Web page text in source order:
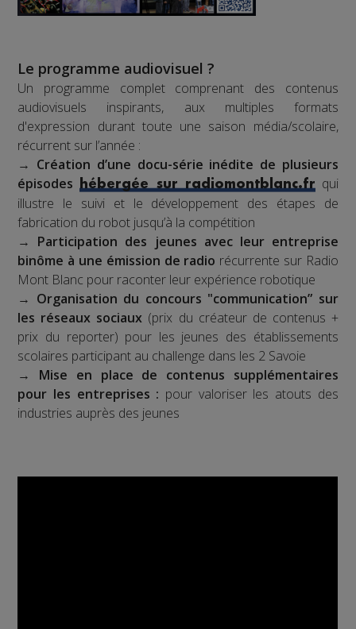
Le programme audiovisuel ?
Un programme complet comprenant des contenus
audiovisuels inspirants, aux multiples formats
d'expression durant toute une saison média/scolaire,
récurrent sur l’année :
→ Création d’une docu-série inédite de plusieurs
épisodes
hébergée sur radiomontblanc.frqui
illustre le suivi et le développement des étapes de
fabrication du robot jusqu’à la compétition
→ Participation des jeunes avec leur entreprise
binôme à une émission de radio récurrente sur Radio
Mont Blanc pour raconter leur expérience robotique
→ Organisation du concours "communication” sur
les réseaux sociaux (prix du créateur de contenus +
prix du reporter) pour les jeunes des établissements
scolaires participant au challenge dans les 2 Savoie
→ Mise en place de contenus supplémentaires
pour les entreprises : pour valoriser les atouts des
industries auprès des jeunes